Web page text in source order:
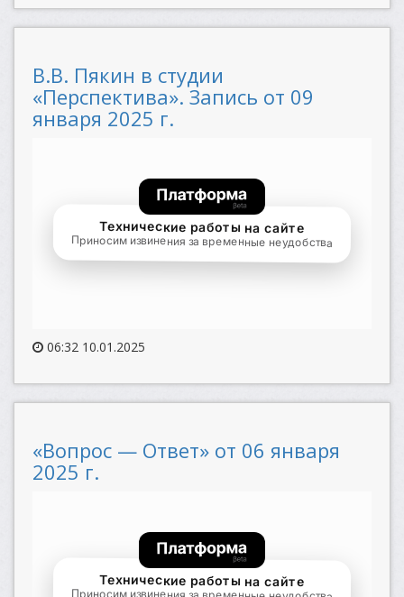
В.В. Пякин в студии
«Перспектива». Запись от 09
января 2025 г.
06:32 10.01.2025
«Вопрос — Ответ» от 06 января
2025 г.